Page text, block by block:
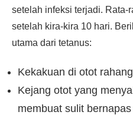
setelah infeksi terjadi. Rata-
setelah kira-kira 10 hari.
utama dari tetanus:
Kekakuan di otot rahang
Kejang otot yang
membuat sulit